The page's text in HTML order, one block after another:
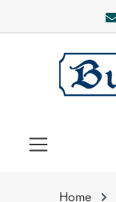
Home